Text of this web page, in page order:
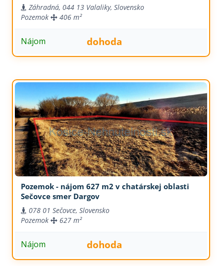
Záhradná, 044 13 Valaliky, Slovensko
Pozemok
406 m²
Nájom dohoda
Pozemok - nájom 627 m2 v chatárskej oblasti
Sečovce smer Dargov
078 01 Sečovce, Slovensko
Pozemok
627 m²
Nájom dohoda